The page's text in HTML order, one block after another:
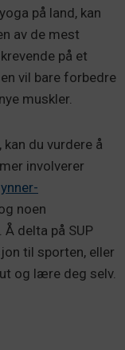
på land, kan
av de mest
på et
vil bare forbedre
muskler.
du vurdere å
involverer
noen
delta på SUP
til sporten, eller
og lære deg selv.